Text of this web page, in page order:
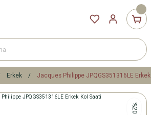
Erkek Jacques Philippe JPQGS351316LE
%20